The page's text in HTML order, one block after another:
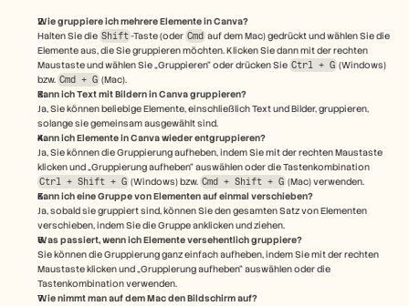
Wie gruppiere ich mehrere Elemente in Canva?
Halten Sie die Shift-Taste (oder Cmd auf dem Mac) gedrückt und wählen Sie die
Elemente aus, die Sie gruppieren möchten. Klicken Sie dann mit der rechten
Maustaste und wählen Sie „Gruppieren“ oder drücken Sie Ctrl + G (Windows)
bzw. Cmd + G (Mac).
Kann ich Text mit Bildern in Canva gruppieren?
Ja, Sie können beliebige Elemente, einschließlich Text und Bilder, gruppieren,
solange sie gemeinsam ausgewählt sind.
Kann ich Elemente in Canva wieder entgruppieren?
Ja, Sie können die Gruppierung aufheben, indem Sie mit der rechten Maustaste
Ctrl + Shift + G (Windows) bzw. Cmd + Shift + G (Mac) verwenden.
Kann ich eine Gruppe von Elementen auf einmal verschieben?
Ja, sobald sie gruppiert sind, können Sie den gesamten Satz von Elementen
verschieben, indem Sie die Gruppe anklicken und ziehen.
Was passiert, wenn ich Elemente versehentlich gruppiere?
Sie können die Gruppierung ganz einfach aufheben, indem Sie mit der rechten
Maustaste klicken und „Gruppierung aufheben“ auswählen oder die
Tastenkombination verwenden.
Wie nimmt man auf dem Mac den Bildschirm auf?